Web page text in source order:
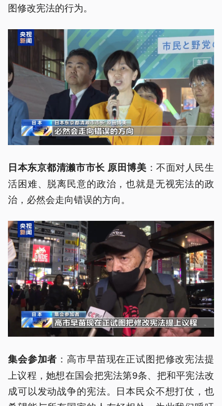
图修改宪法的行为。
日本东京都清濑市市长 原田博美 ：不面对人民生
活困难、脱离民意的政治，也就是无视宪法的政
治，必然会走向错误的方向。
集会参加者 ：高市早苗现在正试图把修改宪法提
上议程，她想在国会把宪法第9条、把和平宪法改
成可以发动战争的宪法。日本民众不想打仗，也